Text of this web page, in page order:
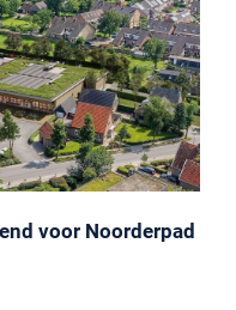
voor Noorderpad